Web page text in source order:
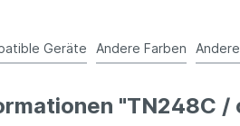
Geräte Andere Farben
"TN248C /